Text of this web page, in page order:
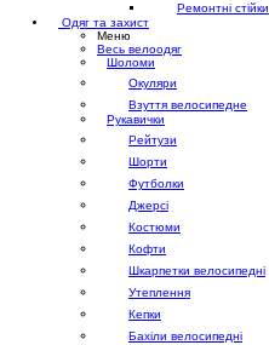
Ремонтні стійки
Одяг та захист
Меню
Весь велоодяг
Шоломи
Окуляри
Взуття велосипедне
Рукавички
Рейтузи
Шорти
Футболки
Джерсі
Костюми
Кофти
Шкарпетки велосипедні
Утеплення
Кепки
Бахіли велосипедні